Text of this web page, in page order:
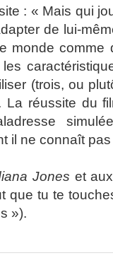
: « Mais qui
de lui-
monde comme
(trois, ou
La réussite du
il ne connaît
Jones et
que tu te
»).